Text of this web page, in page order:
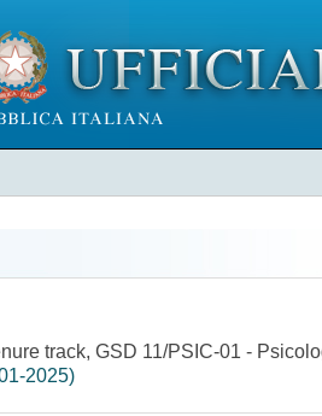
track, GSD 11/PSIC-01 -
2025)